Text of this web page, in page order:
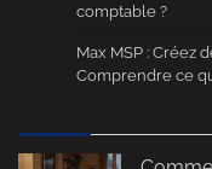
comptable ?
Max MSP : Créez
Comprendre ce